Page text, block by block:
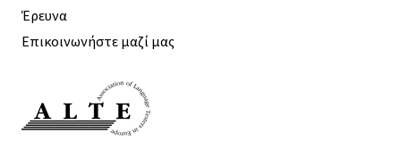
Έρευνα
Επικοινωνήστε μαζί μας